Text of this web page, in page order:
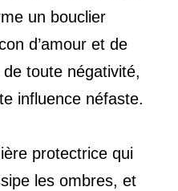
un bouclier
d’amour et de
toute négativité,
influence néfaste.
protectrice qui
les ombres, et